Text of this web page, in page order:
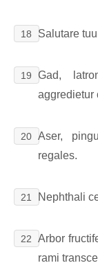
18 Salutare
19
Gad,
aggredietur
20 Aser,
regales.
21 Nephthali
22
Arbor
rami